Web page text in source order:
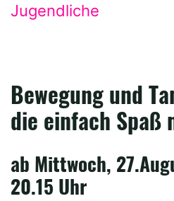
Jugendliche
Bewegung und
die einfach Spaß
ab Mittwoch,
20.15 Uhr